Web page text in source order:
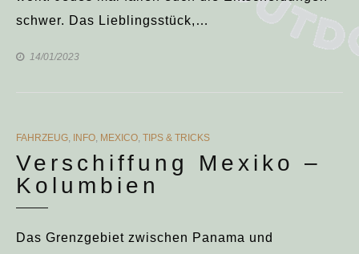
schwer. Das Lieblingsstück,…
14/01/2023
CATEGORIES
FAHRZEUG, INFO, MEXICO, TIPS & TRICKS
Verschiffung Mexiko –
Kolumbien
Das Grenzgebiet zwischen Panama und